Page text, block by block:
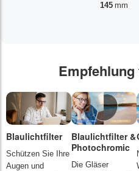
145 mm
Blaulichtfilter
Schützen Sie Ihre
Augen und
Blaulichtfilter &
Photochromic
Die Gläser